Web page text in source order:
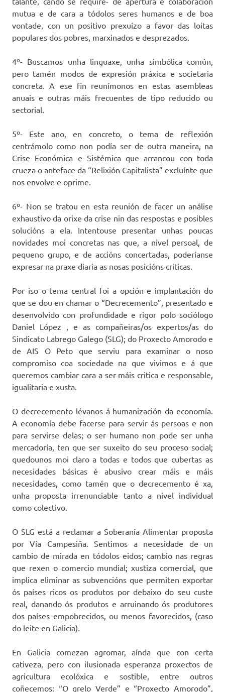
mutua e de cara a tódolos seres humanos e de boa
vontade, con un positivo prexuízo a favor das loitas
populares dos pobres, marxinados e desprezados.
4º- Buscamos unha linguaxe, unha simbólica común,
pero tamén modos de expresión práxica e societaria
concreta. A ese fin reunímonos en estas asembleas
anuais e outras máis frecuentes de tipo reducido ou
sectorial.
5º- Este ano, en concreto, o tema de reflexión
centrámolo como non podía ser de outra maneira, na
Crise Económica e Sistémica que arrancou con toda
crueza o anteface da “Relixión Capitalista” excluínte que
nos envolve e oprime.
6º- Non se tratou en esta reunión de facer un análise
exhaustivo da orixe da crise nin das respostas e posibles
solucións a ela. Intentouse presentar unhas poucas
novidades moi concretas nas que, a nivel persoal, de
pequeno grupo, e de accións concertadas, poderíanse
expresar na praxe diaria as nosas posicións criticas.
Por iso o tema central foi a opción e implantación do
que se dou en chamar o “Decrecemento”, presentado e
desenvolvido con profundidade e rigor polo sociólogo
Daniel López , e as compañeiras/os expertos/as do
Sindicato Labrego Galego (SLG); do Proxecto Amorodo e
de AIS O Peto que serviu para examinar o noso
compromiso coa sociedade na que vivimos e á que
queremos cambiar cara a ser máis critica e responsable,
igualitaria e xusta.
O decrecemento lévanos á humanización da economía.
A economía debe facerse para servir ás persoas e non
para servirse delas; o ser humano non pode ser unha
mercadoría, ten que ser suxeito do seu proceso social;
quedounos moi claro a todas e todos que cubertas as
necesidades básicas é abusivo crear máis e máis
necesidades, como tamén que o decrecemento é xa,
unha proposta irrenunciable tanto a nivel individual
como colectivo.
O SLG está a reclamar a Soberanía Alimentar proposta
por Vía Campesiña. Sentimos a necesidade de un
cambio de mirada en tódolos eidos; cambio nas regras
que rexen o comercio mundial; xustiza comercial, que
implica eliminar as subvencións que permiten exportar
ós países ricos os produtos por debaixo do seu custe
real, danando ós produtos e arruinando ós produtores
dos países empobrecidos, ou menos favorecidos, (caso
do leite en Galicia).
En Galicia comezan agromar, aínda que con certa
cativeza, pero con ilusionada esperanza proxectos de
agricultura ecolóxica e sostible, entre outros
coñecemos: “O grelo Verde” e “Proxecto Amorodo”,